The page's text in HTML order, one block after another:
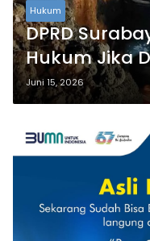
Hukum
DPRD
Hukum Jika
dalam
Juni 15, 2026